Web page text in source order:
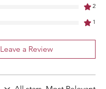
2
1
Leave a Review